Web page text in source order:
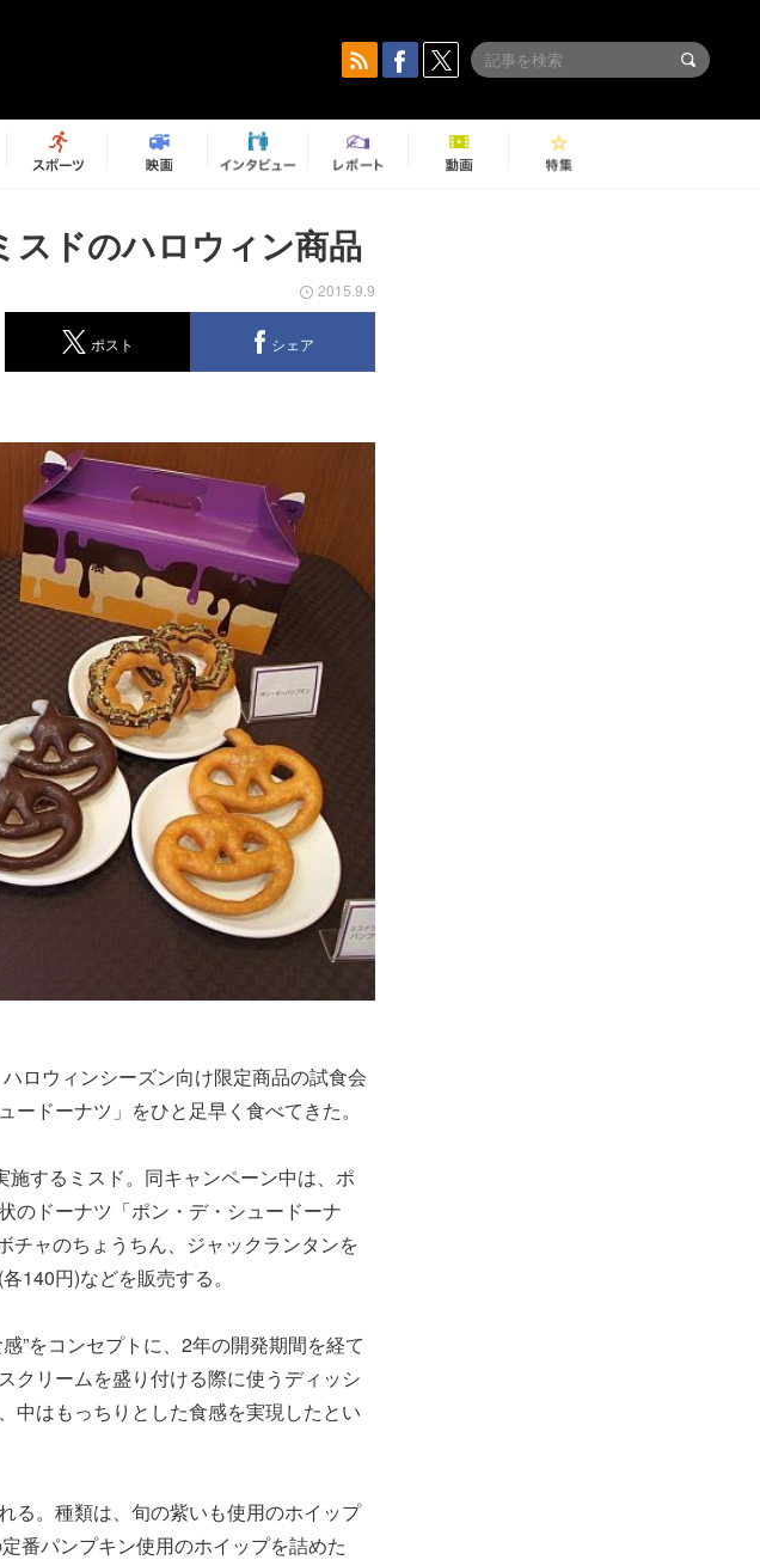
スドのハロウィン商品
2015.9.9
ポスト シェア
ロウィンシーズン向け限定商品の試食会
ドーナツ」をひと足早く食べてきた。
するミスド。同キャンペーン中は、ポ
のドーナツ「ポン・デ・シュードーナ
チャのちょうちん、ジャックランタンを
140円)などを販売する。
”をコンセプトに、2年の開発期間を経て
クリームを盛り付ける際に使うディッシ
中はもっちりとした食感を実現したとい
る。種類は、旬の紫いも使用のホイップ
番パンプキン使用のホイップを詰めた